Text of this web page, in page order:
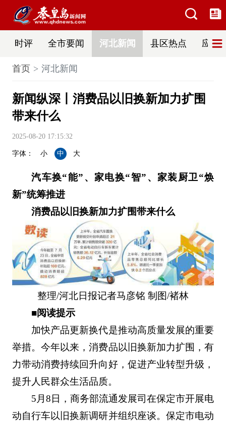
时评 全市要闻 河北新闻 县区热点 应急
首页 河北新闻
新闻纵深丨消费品以旧换新加力扩围
带来什么
2025-08-20 17:15:32
字体： 小 中 大
汽车换“能”、家电换“智”、家装厨卫“焕
新”统筹推进
消费品以旧换新加力扩围带来什么
整理/河北日报记者马彦铭 制图/褚林
■阅读提示
加快产品更新换代是推动高质量发展的重要
举措。今年以来，消费品以旧换新加力扩围，有
力带动消费持续回升向好，促进产业转型升级，
提升人民群众生活品质。
5月8日，商务部流通发展司在保定市开展电
动自行车以旧换新调研并组织座谈。保定市电动